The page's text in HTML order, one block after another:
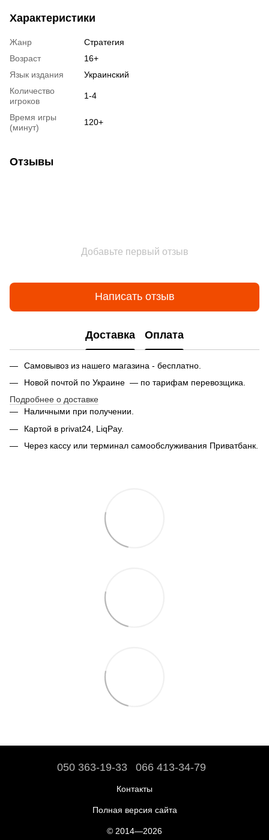
Характеристики
Жанр
Стратегия
Возраст
16+
Язык издания
Украинский
Количество
игроков
1-4
Время игры
(минут)
120+
Отзывы
Добавьте первый отзыв
Написать отзыв
Доставка Оплата
Самовывоз из нашего магазина - бесплатно.
Новой почтой по Украине — по тарифам перевозщика.
Подробнее о доставке
Наличными при получении.
Картой в privat24, LiqPay.
Через кассу или терминал самообслуживания Приватбанк.
050 363-19-33 066 413-34-79
Контакты
Полная версия сайта
© 2014—2026